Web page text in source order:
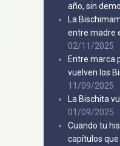
año, sin
La
entre madre
02/11/2025
Entre marca
vuelven los
11/09/2025
La Bischita
01/09/2025
Cuando tu
capítulos